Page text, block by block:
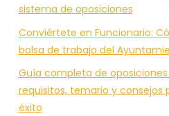
sistema de oposiciones
Conviértete en Funcionario:
bolsa de trabajo del
Guía completa de
requisitos, temario y consejos
éxito